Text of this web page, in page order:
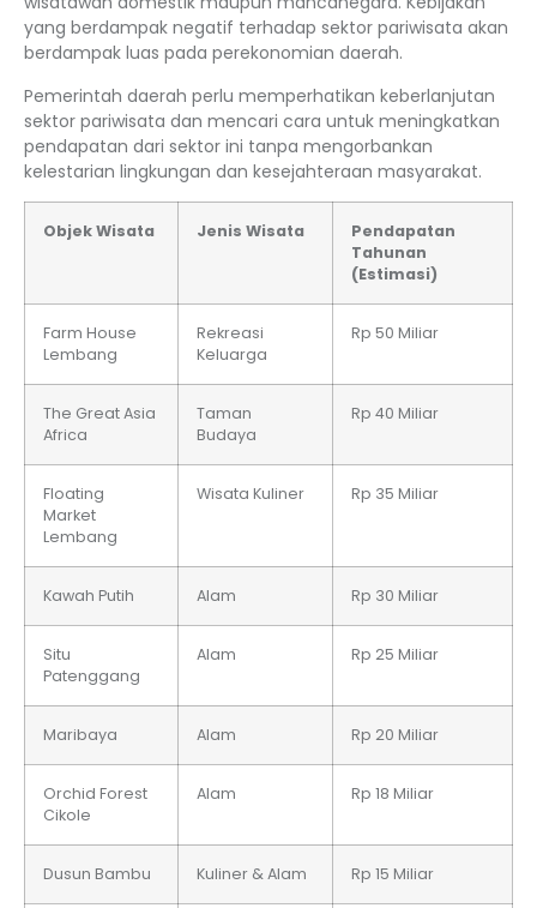
yang berdampak negatif terhadap sektor pariwisata akan
berdampak luas pada perekonomian daerah.
Pemerintah daerah perlu memperhatikan keberlanjutan
sektor pariwisata dan mencari cara untuk meningkatkan
pendapatan dari sektor ini tanpa mengorbankan
kelestarian lingkungan dan kesejahteraan masyarakat.
Objek Wisata Jenis Wisata
Pendapatan
Tahunan
(Estimasi)
Farm House
Lembang
Rekreasi
Keluarga
Rp 50 Miliar
The Great Asia
Africa
Taman
Budaya
Rp 40 Miliar
Floating
Market
Lembang
Wisata Kuliner Rp 35 Miliar
Kawah Putih Alam Rp 30 Miliar
Situ
Patenggang
Alam Rp 25 Miliar
Maribaya Alam Rp 20 Miliar
Orchid Forest
Cikole
Alam Rp 18 Miliar
Dusun Bambu Kuliner & Alam Rp 15 Miliar